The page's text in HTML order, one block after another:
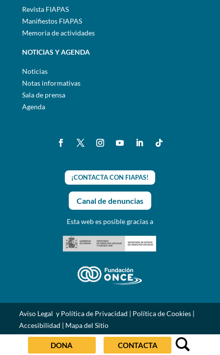
Revista FIAPAS
Manifiestos FIAPAS
Memoria de actividades
NOTICIAS Y AGENDA
Noticias
Notas informativas
Sala de prensa
Agenda
¡CONTACTA CON FIAPAS!
Canal de denuncias
Esta web es posible gracias a
Aviso Legal y Política de Privacidad | Política de Cookies|
Accesibilidad | Mapa del Sitio
DONA CONTACTA